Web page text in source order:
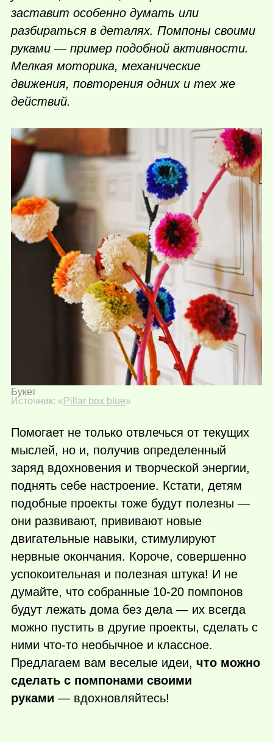
заставит особенно думать или
разбираться в деталях. Помпоны своими
руками — пример подобной активности.
Мелкая моторика, механические
движения, повторения одних и тех же
действий.
Букет
Источник: « Pillar box blue»
Помогает не только отвлечься от текущих
мыслей, но и, получив определенный
заряд вдохновения и творческой энергии,
поднять себе настроение. Кстати, детям
подобные проекты тоже будут полезны —
они развивают, прививают новые
двигательные навыки, стимулируют
нервные окончания. Короче, совершенно
успокоительная и полезная штука! И не
думайте, что собранные 10-20 помпонов
будут лежать дома без дела — их всегда
можно пустить в другие проекты, сделать с
ними что-то необычное и классное.
Предлагаем вам веселые идеи, что можно
сделать с помпонами своими
руками — вдохновляйтесь!